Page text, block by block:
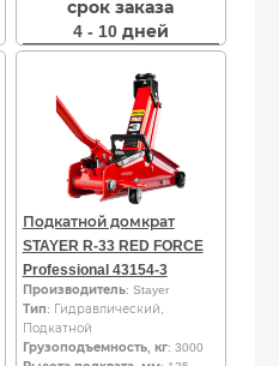
срок заказа
4 - 10 дней
Подкатной домкрат
STAYER R-33 RED FORCE
Professional 43154-3
Производитель: Stayer
Тип: Гидравлический,
Подкатной
Грузоподъемность, кг: 3000